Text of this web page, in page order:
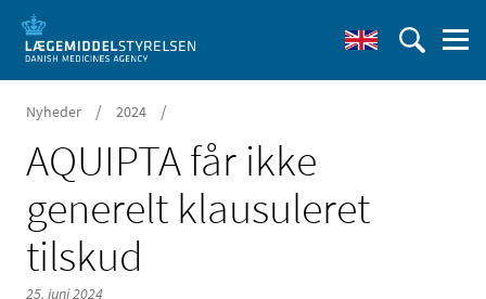
Nyheder / 2024 /
AQUIPTA får ikke
generelt klausuleret
tilskud
25. juni 2024